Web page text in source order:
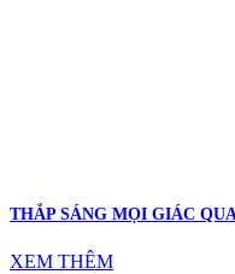
THẮP SÁNG MỌI GIÁC
XEM THÊM